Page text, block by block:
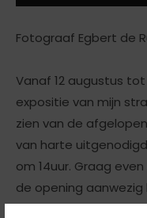
Fotograaf Egbert de
Vanaf 12 augustus
expositie van mijn
zien van de
van harte
om 14uur. Graag
de opening